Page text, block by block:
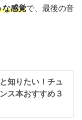
な感覚で、最後の音
知りたい！チュ
ス本おすすめ３